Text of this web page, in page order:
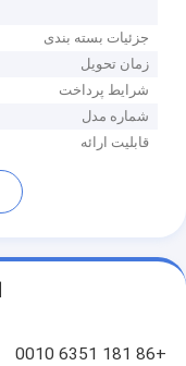
جزئیات بسته بندی
زمان تحویل
شرایط پرداخت
شماره مدل
قابلیت ارائه
+86 181 6351 0010